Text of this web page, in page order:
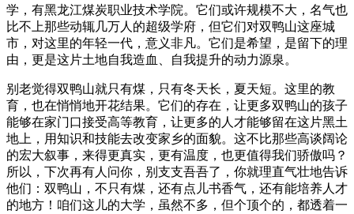
学，有黑龙江煤炭职业技术学院。它们或许规模不大，名气也
比不上那些动辄几万人的超级学府，但它们对双鸭山这座城
市，对这里的年轻一代，意义非凡。它们是希望，是留下的理
由，更是这片土地自我造血、自我提升的动力源泉。
别老觉得双鸭山就只有煤，只有冬天长，夏天短。这里的教
育，也在悄悄地开花结果。它们的存在，让更多双鸭山的孩子
能够在家门口接受高等教育，让更多的人才能够留在这片黑土
地上，用知识和技能去改变家乡的面貌。这不比那些高谈阔论
的宏大叙事，来得更真实，更有温度，也更值得我们骄傲吗？
所以，下次再有人问你，别支支吾吾了，你就理直气壮地告诉
他们：双鸭山，不只有煤，还有点儿书香气，还有能培养人才
的地方！咱们这儿的大学，虽然不多，但个顶个的，都透着一